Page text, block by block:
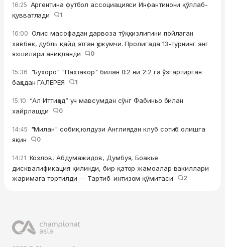
16:25 Аргентина футбол ассоциацияси Инфантинони қўллаб-
қувватлади
1
16:00 Олис масофадан дарвоза тўққизлигини пойлаган
хавбек, дубль қайд этган ҳужумчи. Пролигада 13-турнинг энг
яхшилари аниқланди
0
15:36 "Бухоро" "Пахтакор" билан 0:2 ни 2:2 га ўзгартирган
баҳсдан ГАЛЕРЕЯ
1
15:10 “Ал Иттиҳод” уч мавсумдан сўнг Фабиньо билан
хайрлашди
0
14:45 "Милан" собиқ юлдузи Англиядан клуб сотиб олишга
яқин
0
14:21 Козлов, Абдумажидов, Думбуя, Боакье
дисквалификация қилинди, бир қатор жамоалар вакиллари
жаримага тортилди — Тартиб-интизом қўмитаси
2